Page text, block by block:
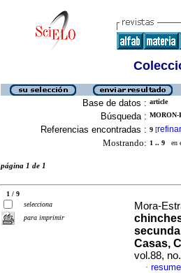
Base de datos : article
Búsqueda : MORON-
Referencias encontradas : 9 [refinar
Mostrando: 1 .. 9 en
página 1 de 1
1 / 9
selecciona
para imprimir
Mora-
Casas,
vol.88,
·